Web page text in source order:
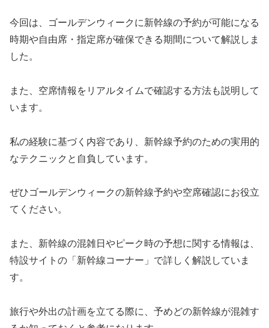
今回は、ゴールデンウィークに新幹線の予約が可能になる
時期や自由席・指定席が確保できる期間について解説しま
した。
また、空席情報をリアルタイムで確認する方法も説明して
います。
私の経験に基づく内容であり、新幹線予約のための実用的
なテクニックと自負しています。
ぜひゴールデンウィークの新幹線予約や空席確認にお役立
てください。
また、新幹線の混雑日やピーク時の予想に関する情報は、
特設サイトの「新幹線コーナー」で詳しく解説していま
す。
旅行や外出の計画を立てる際に、予めどの新幹線が混雑す